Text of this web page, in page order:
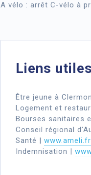
A vélo : arrêt C-vélo à
Liens utiles
Être jeune à
Logement et
Bourses sanitaires
Conseil régional
Santé | www.ameli.fr
Indemnisation |